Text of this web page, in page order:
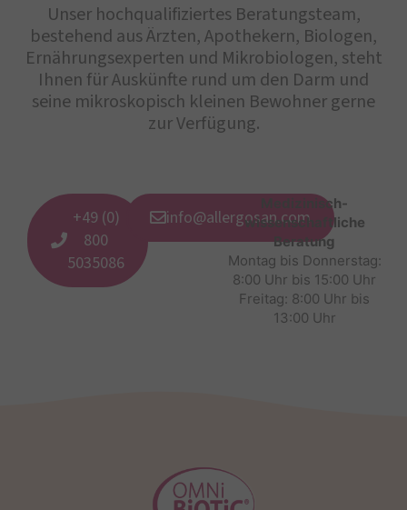
Unser hochqualifiziertes Beratungsteam,
bestehend aus Ärzten, Apothekern, Biologen,
Ernährungsexperten und Mikrobiologen, steht
Ihnen für Auskünfte rund um den Darm und
seine mikroskopisch kleinen Bewohner gerne
zur Verfügung.
+49 (0)
800
5035086
info@allergosan.com
Medizinisch-
wissenschaftliche
Beratung
Montag bis Donnerstag:
8:00 Uhr bis 15:00 Uhr
Freitag: 8:00 Uhr bis
13:00 Uhr